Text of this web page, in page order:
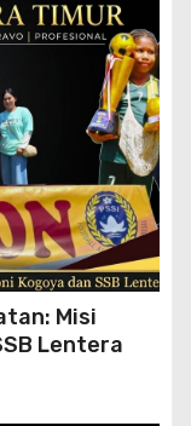
Misi
Lentera